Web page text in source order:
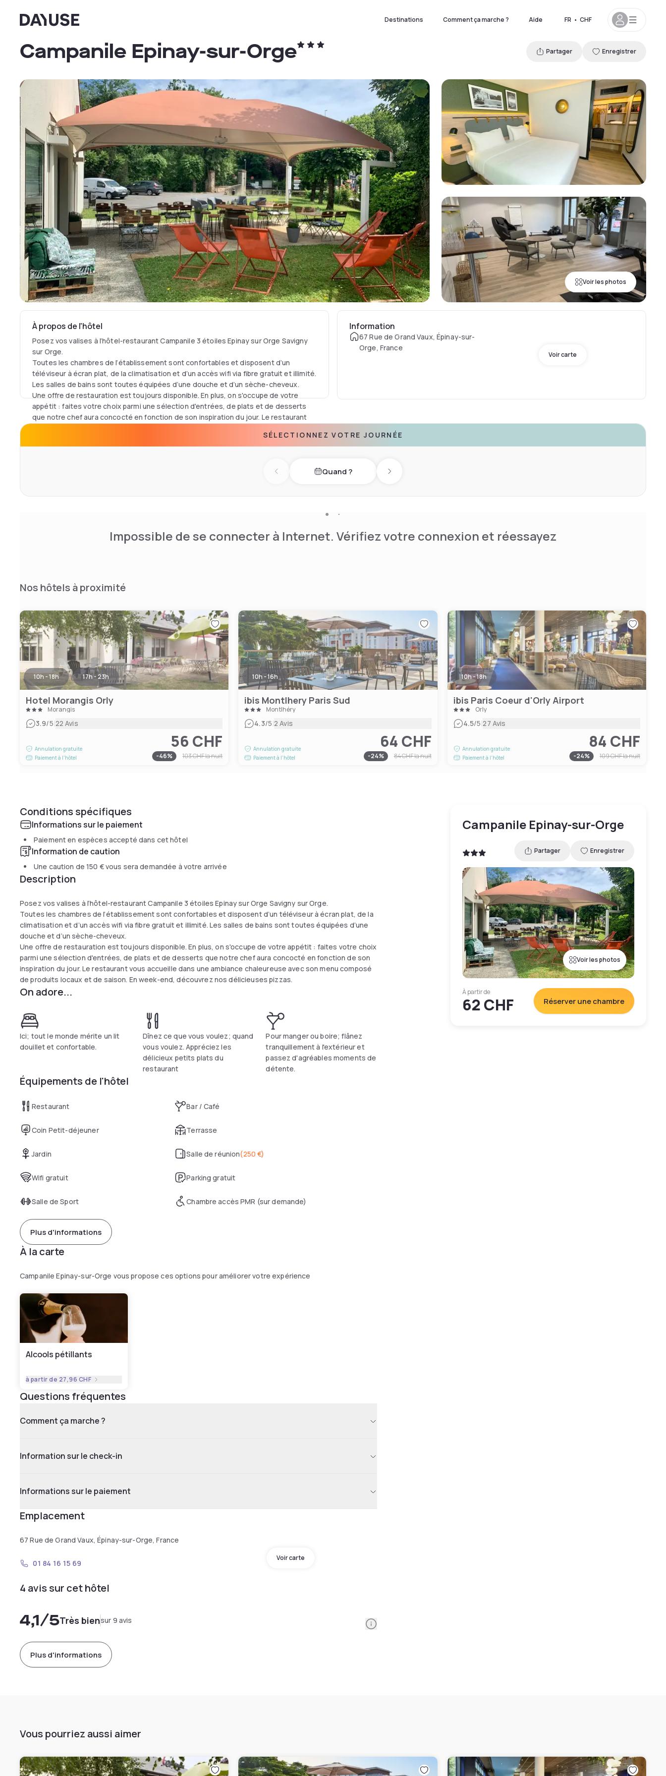
Dayuse Destinations Comment ça marche ? Aide FR • CHF
Voir les photos
Campanile Epinay-sur-Orge Partager Enregistrer
À propos de l'hôtel
Posez vos valises à l’hôtel-restaurant Campanile 3 étoiles Epinay sur Orge Savigny
sur Orge.
Toutes les chambres de l’établissement sont confortables et disposent d’un
téléviseur à écran plat, de la climatisation et d’un accès wifi via fibre gratuit et illimité.
Les salles de bains sont toutes équipées d’une douche et d’un sèche-cheveux.
Une offre de restauration est toujours disponible. En plus, on s'occupe de votre
appétit : faites votre choix parmi une sélection d'entrées, de plats et de desserts
que notre chef aura concocté en fonction de son inspiration du jour. Le restaurant
locaux et de saison. En week-end, découvrez nos délicieuses pizzas.
Information
67 Rue de Grand Vaux, Épinay-sur-
Orge, France
Voir carte
SÉLECTIONNEZ VOTRE JOURNÉE
Previous dayQuand ? Next day
Impossible de se connecter à Internet. Vérifiez votre connexion et réessayez
Nos hôtels à proximité
10h - 18h 17h - 23h
Hotel Morangis Orly
Morangis
3.9/5|22 Avis
Annulation gratuite
Paiement à l'hôtel
56 CHF
-46% 103 CHFla nuit
10h - 16h
ibis Montlhery Paris Sud
Montlhéry
4.3/5|2 Avis
Annulation gratuite
Paiement à l'hôtel
64 CHF
-24% 84 CHFla nuit
10h - 18h
ibis Paris Coeur d'Orly Airport
Orly
4.5/5|27 Avis
Annulation gratuite
Paiement à l'hôtel
84 CHF
-24% 109 CHFla nuit
Conditions spécifiques
Informations sur le paiement
Paiement en espèces accepté dans cet hôtel
Information de caution
Une caution de150 €vous sera demandée à votre arrivée
Description
Posez vos valises à l’hôtel-restaurant Campanile 3 étoiles Epinay sur Orge Savigny sur Orge.
Toutes les chambres de l’établissement sont confortables et disposent d’un téléviseur à écran plat, de la
climatisation et d’un accès wifi via fibre gratuit et illimité. Les salles de bains sont toutes équipées d’une
douche et d’un sèche-cheveux.
Une offre de restauration est toujours disponible. En plus, on s'occupe de votre appétit : faites votre choix
parmi une sélection d'entrées, de plats et de desserts que notre chef aura concocté en fonction de son
inspiration du jour. Le restaurant vous accueille dans une ambiance chaleureuse avec son menu composé
de produits locaux et de saison. En week-end, découvrez nos délicieuses pizzas.
On adore...
Ici; tout le monde mérite un lit
douillet et confortable.
Dînez ce que vous voulez; quand
vous voulez. Appréciez les
délicieux petits plats du
restaurant
Pour manger ou boire; flânez
tranquillement à l'extérieur et
passez d'agréables moments de
détente.
Équipements de l'hôtel
Restaurant Bar / Café
Coin Petit-déjeuner Terrasse
Jardin Salle de réunion(250 €)
Wifi gratuit Parking gratuit
Salle de Sport Chambre accès PMR (sur demande)
Plus d'informations
À la carte
Campanile Epinay-sur-Orge vous propose ces options pour améliorer votre expérience
Alcools pétillants
à partir de 27,96 CHF
Questions fréquentes
Comment ça marche ?
Information sur le check-in
Informations sur le paiement
Emplacement
67 Rue de Grand Vaux, Épinay-sur-Orge, France
Voir carte
01 84 16 15 69
4 avis sur cet hôtel
4,1/5Très biensur 9 avis Information
Plus d'informations
Campanile Epinay-sur-Orge
Partager Enregistrer
Voir les photos
À partir de
62 CHF Réserver une chambre
Vous pourriez aussi aimer